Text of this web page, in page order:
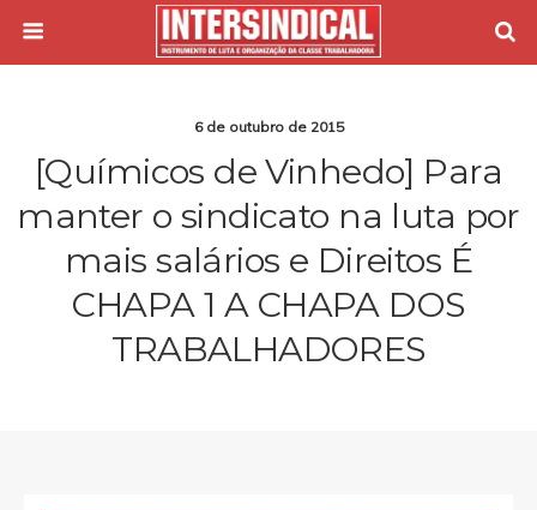
6 de outubro de 2015
[Químicos de Vinhedo] Para
manter o sindicato na luta por
mais salários e Direitos É
CHAPA 1 A CHAPA DOS
TRABALHADORES